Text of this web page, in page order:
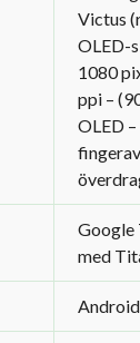
Victus
OLED-
1080
ppi –
OLED
Google
med